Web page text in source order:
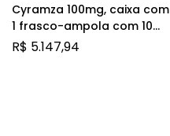
Cyramza 100mg, caixa com
1 frasco-ampola com 10mL
de solução de uso
R$ 5.147,94